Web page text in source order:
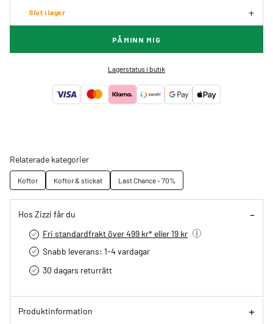
Slut i lager
PÅMINN MIG
Lagerstatus i butik
Relaterade kategorier
Koftor Koftor & stickat Last Chance - 70%
Hos Zizzi får du
Fri standardfrakt över 499 kr* eller 19 kr
Snabb leverans: 1-4 vardagar
30 dagars returrätt­
Produktinformation